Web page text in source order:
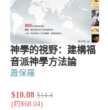
蕭保羅